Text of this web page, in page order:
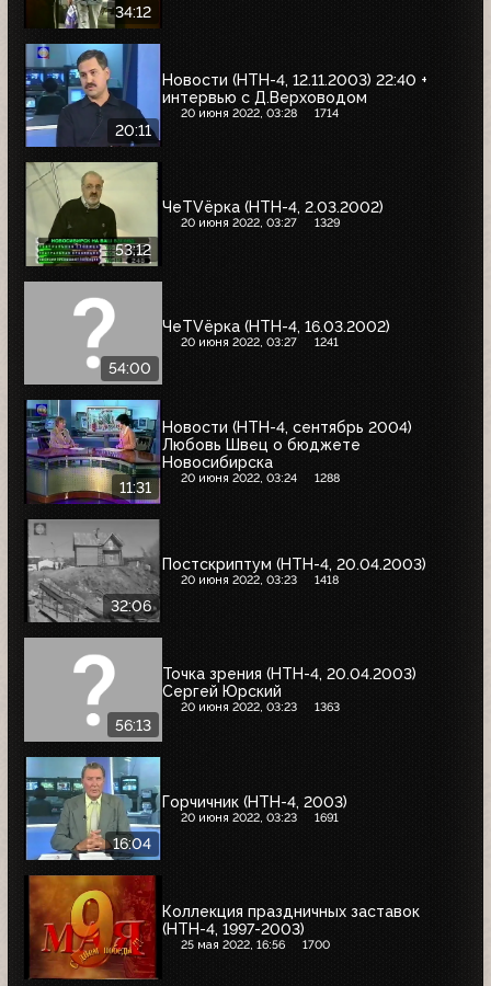
34:12
20:11
Новости (НТН-4, 12.11.2003) 22:40 +
интервью с Д.Верховодом
20 июня 2022, 03:28 1714
53:12
ЧеTVёрка (НТН-4, 2.03.2002)
20 июня 2022, 03:27 1329
54:00
ЧеTVёрка (НТН-4, 16.03.2002)
20 июня 2022, 03:27 1241
11:31
Новости (НТН-4, сентябрь 2004)
Любовь Швец о бюджете
Новосибирска
20 июня 2022, 03:24 1288
32:06
Постскриптум (НТН-4, 20.04.2003)
20 июня 2022, 03:23 1418
56:13
Точка зрения (НТН-4, 20.04.2003)
Сергей Юрский
20 июня 2022, 03:23 1363
16:04
Горчичник (НТН-4, 2003)
20 июня 2022, 03:23 1691
Коллекция праздничных заставок
(НТН-4, 1997-2003)
25 мая 2022, 16:56 1700